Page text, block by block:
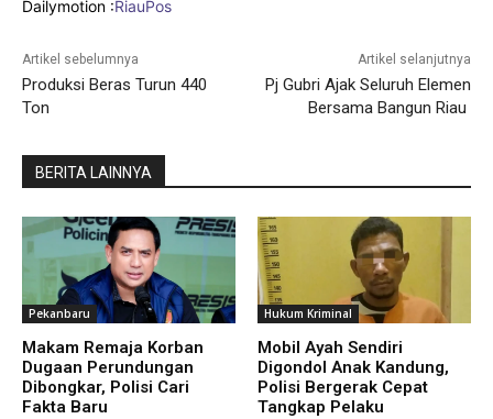
Dailymotion :RiauPos
Artikel sebelumnya
Produksi Beras Turun 440
Ton
Artikel selanjutnya
Pj Gubri Ajak Seluruh Elemen
Bersama Bangun Riau
BERITA LAINNYA
Pekanbaru
Makam Remaja Korban
Dugaan Perundungan
Dibongkar, Polisi Cari
Fakta Baru
Hukum Kriminal
Mobil Ayah Sendiri
Digondol Anak Kandung,
Polisi Bergerak Cepat
Tangkap Pelaku